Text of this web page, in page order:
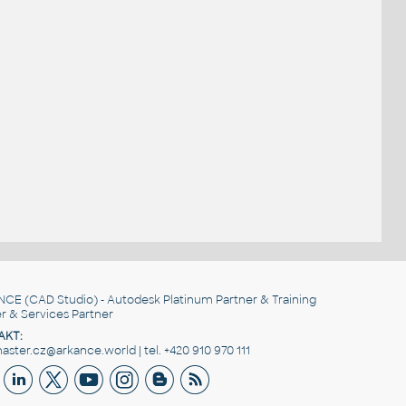
(CAD Studio) - Autodesk Platinum Partner & Training
& Services Partner
| tel. +420 910 970 111